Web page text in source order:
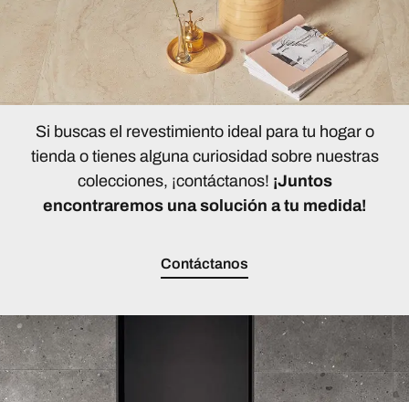
Si buscas el revestimiento ideal para tu hogar o
tienda o tienes alguna curiosidad sobre nuestras
colecciones, ¡contáctanos! ¡Juntos
encontraremos una solución a tu medida!
Contáctanos